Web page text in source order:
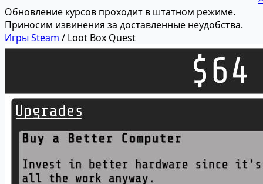
Обновление курсов проходит в штатном режиме.
Приносим извинения за доставленные неудобства.
Игры Steam / Loot Box Quest